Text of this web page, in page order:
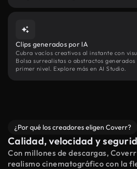
Clips generados por IA
Cubra vacíos creativos al instante con
Bolsa surrealistas o abstractos
primer nivel. Explore más en AI Studio.
¿Por qué los creadores eligen Coverr?
Calidad, velocidad y
Con millones de descargas,
realismo cinematográfico con la